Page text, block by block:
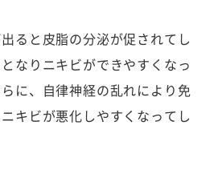
ると皮脂の分泌が促されてし
なりニキビができやすくなっ
に、自律神経の乱れにより免
キビが悪化しやすくなってし